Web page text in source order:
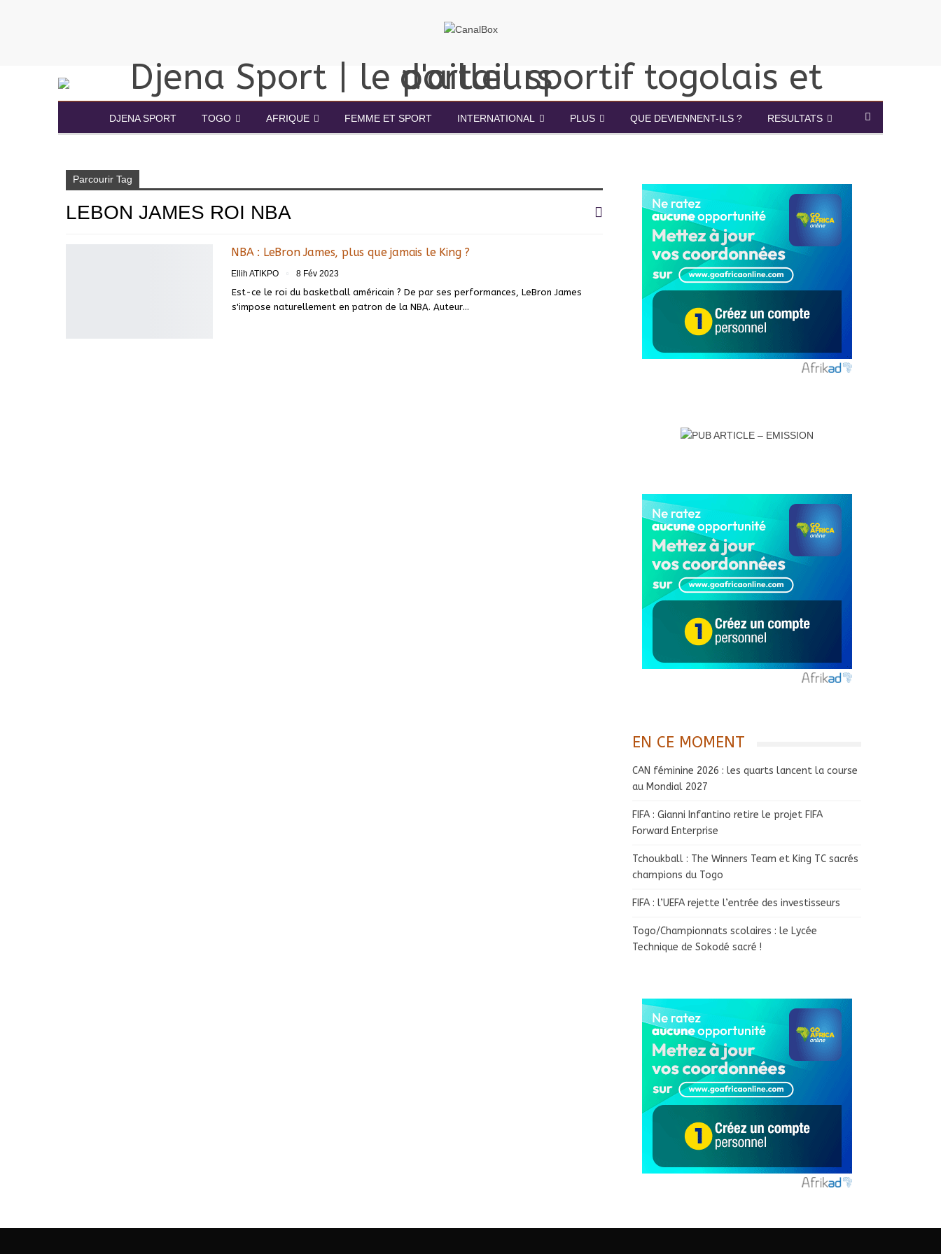
DJENA SPORT TOGO AFRIQUE FEMME ET SPORT INTERNATIONAL PLUS QUE DEVIENNENT-ILS ? RESULTATS
Parcourir Tag
LEBON JAMES ROI NBA
NBA : LeBron James, plus que jamais le King ?
Ellih ATIKPO 8 Fév 2023
Est-ce le roi du basketball américain ? De par ses performances, LeBron James
s'impose naturellement en patron de la NBA. Auteur…
EN CE MOMENT
CAN féminine 2026 : les quarts lancent la course
au Mondial 2027
FIFA : Gianni Infantino retire le projet FIFA
Forward Enterprise
Tchoukball : The Winners Team et King TC sacrés
champions du Togo
FIFA : l’UEFA rejette l’entrée des investisseurs
Togo/Championnats scolaires : le Lycée
Technique de Sokodé sacré !